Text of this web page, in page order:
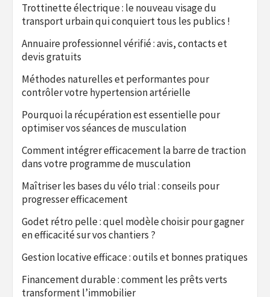
Trottinette électrique : le nouveau visage du
transport urbain qui conquiert tous les publics !
Annuaire professionnel vérifié : avis, contacts et
devis gratuits
Méthodes naturelles et performantes pour
contrôler votre hypertension artérielle
Pourquoi la récupération est essentielle pour
optimiser vos séances de musculation
Comment intégrer efficacement la barre de traction
dans votre programme de musculation
Maîtriser les bases du vélo trial : conseils pour
progresser efficacement
Godet rétro pelle : quel modèle choisir pour gagner
en efficacité sur vos chantiers ?
Gestion locative efficace : outils et bonnes pratiques
Financement durable : comment les prêts verts
transforment l’immobilier